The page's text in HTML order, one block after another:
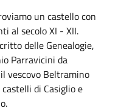
un castello con
al secolo XI - XII.
delle Genealogie,
Parravicini da
vescovo Beltramino
di Casiglio e